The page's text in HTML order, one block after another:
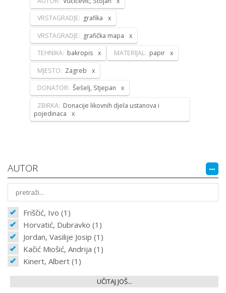
VRSTAGRADJE: grafika
VRSTAGRADJE: grafička mapa
TEHNIKA: bakropis MATERIJAL: papir
MJESTO: Zagreb
DONATOR: Šešelj, Stjepan
ZBIRKA: Donacije likovnih djela ustanova i
pojedinaca
AUTOR
Friščić, Ivo (1)
Horvatić, Dubravko (1)
Jordan, Vasilije Josip (1)
Kačić Miošić, Andrija (1)
Kinert, Albert (1)
UČITAJ JOŠ...